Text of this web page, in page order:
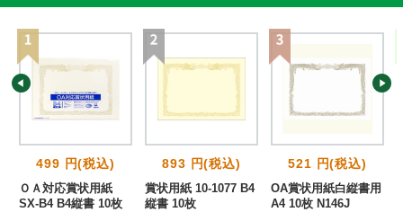
499 円(税込)
ＯＡ対応賞状用紙
SX-B4 B4縦書 10枚
893 円(税込)
賞状用紙 10-1077 B4
縦書 10枚
521 円(税込)
OA賞状用紙白縦書用
A4 10枚 N146J